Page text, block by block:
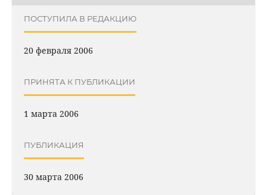
ПОСТУПИЛА В РЕДАКЦИЮ
20 февраля 2006
ПРИНЯТА К ПУБЛИКАЦИИ
1 марта 2006
ПУБЛИКАЦИЯ
30 марта 2006